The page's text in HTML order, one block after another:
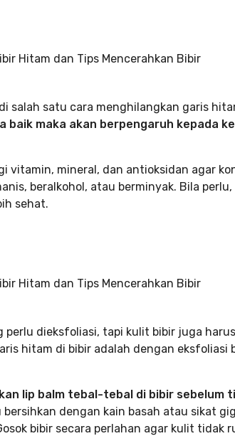
salah satu cara menghilangkan garis
baik maka akan berpengaruh kepada
vitamin, mineral, dan antioksidan agar
beralkohol, atau berminyak. Bila
sehat.
perlu dieksfoliasi, tapi kulit bibir juga
hitam di bibir adalah dengan eksfoliasi
lip balm tebal-tebal di bibir sebelum
bersihkan dengan kain basah atau sikat
bibir secara perlahan agar kulit tidak